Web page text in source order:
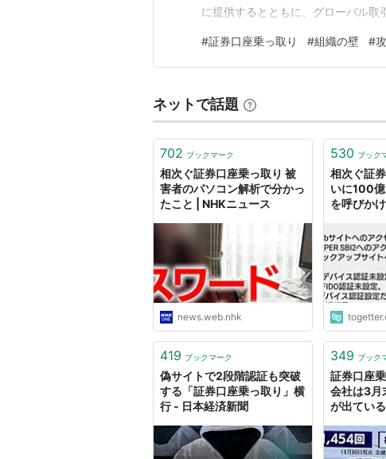
に提供するとともに、グローバル取
乗っ取り被害典型的な手口を、彼は
ない無価値に近い株式を大量に購入
#証券口座乗っ取り #組織の壁 #
ネットで話題
702 ブックマーク
相次ぐ証券口座乗っ取り 被
害者のパソコン解析で分かっ
たこと | NHKニュース
news.web.nhk
530 ブック
相次ぐ証
いに100
を呼びか
ってしまう
419 ブックマーク
偽サイトで2段階認証も突破
する「証券口座乗っ取り」横
行 - 日本経済新聞
349 ブック
証券口座
会社は3月
が出てい
が、大炎
害保障の